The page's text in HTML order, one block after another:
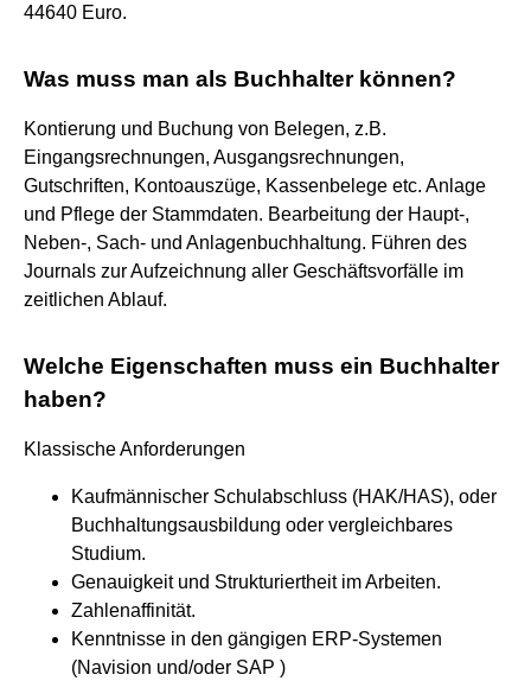
44640 Euro.
Was muss man als Buchhalter können?
Kontierung und Buchung von Belegen, z.B.
Eingangsrechnungen, Ausgangsrechnungen,
Gutschriften, Kontoauszüge, Kassenbelege etc. Anlage
und Pflege der Stammdaten. Bearbeitung der Haupt-,
Neben-, Sach- und Anlagenbuchhaltung. Führen des
Journals zur Aufzeichnung aller Geschäftsvorfälle im
zeitlichen Ablauf.
Welche Eigenschaften muss ein Buchhalter
haben?
Klassische Anforderungen
Kaufmännischer Schulabschluss (HAK/HAS), oder
Buchhaltungsausbildung oder vergleichbares
Studium.
Genauigkeit und Strukturiertheit im Arbeiten.
Zahlenaffinität.
Kenntnisse in den gängigen ERP-Systemen
(Navision und/oder SAP )